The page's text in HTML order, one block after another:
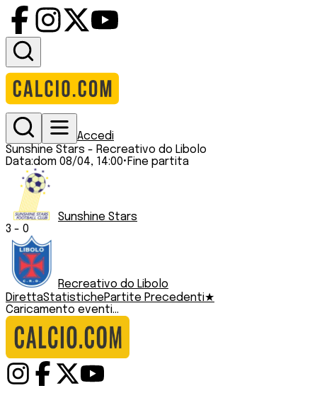
Accedi
Sunshine Stars - Recreativo do Libolo
Data:dom 08/04, 14:00• Fine partita
Sunshine Stars
3 - 0
Recreativo do Libolo
DirettaStatistichePartite Precedenti★
Caricamento eventi...